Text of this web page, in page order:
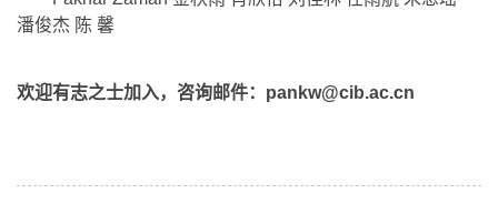
潘俊杰 陈 馨
欢迎有志之士加入，咨询邮件：pankw@cib.ac.cn